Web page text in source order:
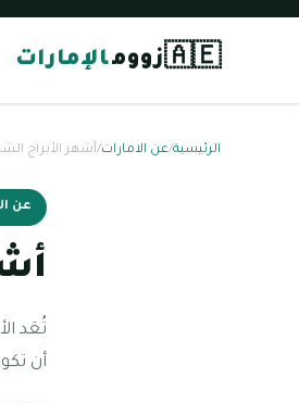
🇦🇪زوومالإمارات
الرئيسية/عن الامارات/أشهر الأبراج
عن
تُعَد
أن